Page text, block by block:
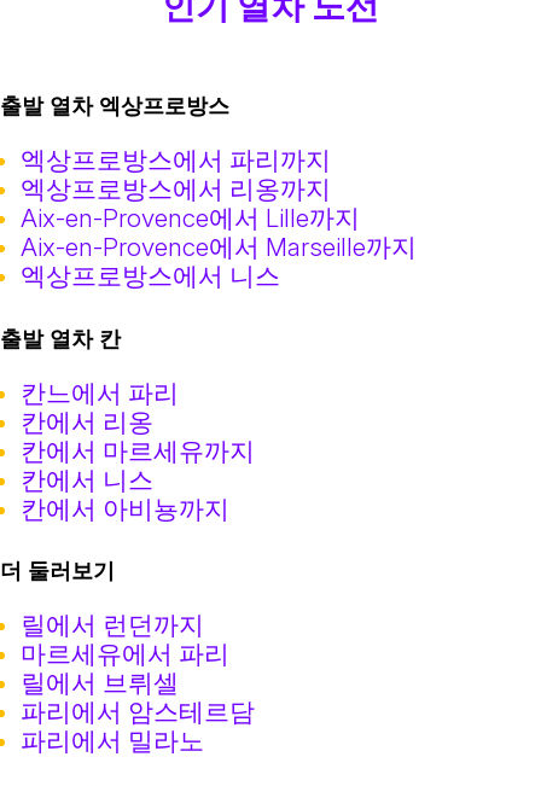
출발 열차 엑상프로방스
엑상프로방스에서 파리까지
엑상프로방스에서 리옹까지
Aix-en-Provence에서 Lille까지
Aix-en-Provence에서 Marseille까지
엑상프로방스에서 니스
출발 열차 칸
칸느에서 파리
칸에서 리옹
칸에서 마르세유까지
칸에서 니스
칸에서 아비뇽까지
더 둘러보기
릴에서 런던까지
마르세유에서 파리
릴에서 브뤼셀
파리에서 암스테르담
파리에서 밀라노